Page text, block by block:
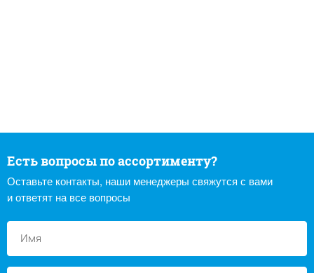
Есть вопросы по ассортименту?
Оставьте контакты, наши менеджеры свяжутся с вами
и ответят на все вопросы